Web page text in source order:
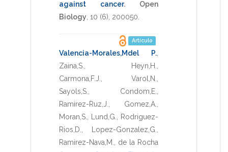
against cancer.
Open
Biology 10 (6), 200050
Artículo
Valencia-Morales,Mdel P.
Zaina,S.
Heyn,H.
Carmona,F.J.
Varol,N.
Sayols,S.
Condom,E.
Ramirez-Ruz,J.
Gomez,A.
Moran,S.
Lund,G.
Rodriguez-
Rios,D.
Lopez-Gonzalez,G.
Ramirez-Nava,M.
de la Rocha